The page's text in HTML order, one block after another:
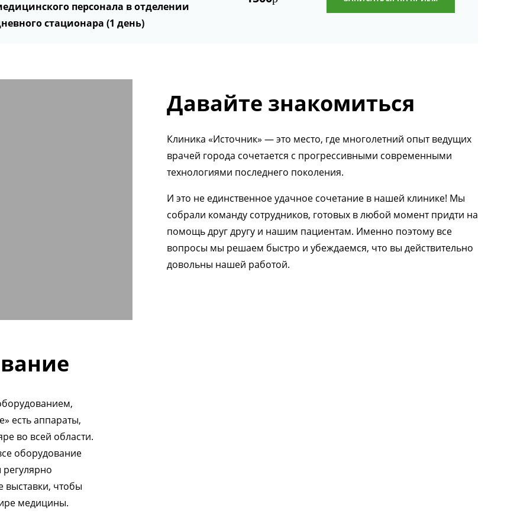
персонала в отделении
стационара (1 день)
Давайте знакомиться
Клиника «Источник» — это место, где многолетний опыт ведущих
врачей города сочетается с прогрессивными современными
технологиями последнего поколения.
И это не единственное удачное сочетание в нашей клинике! Мы
собрали команду сотрудников, готовых в любой момент придти на
помощь друг другу и нашим пациентам. Именно поэтому все
вопросы мы решаем быстро и убеждаемся, что вы действительно
довольны нашей работой.
есть аппараты,
во всей области.
оборудование
чтобы
медицины.